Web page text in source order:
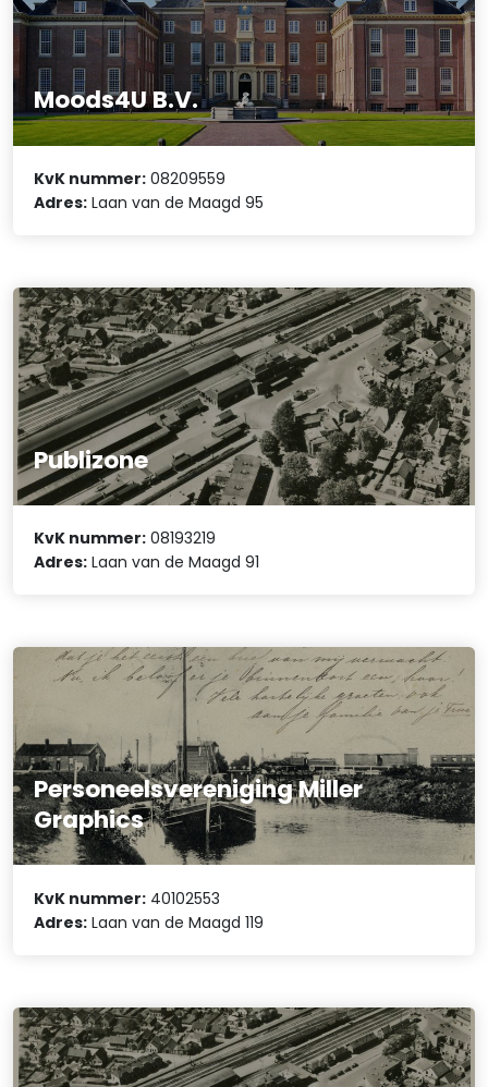
Moods4U B.V.
KvK nummer: 08209559
Adres: Laan van de Maagd 95
Publizone
KvK nummer: 08193219
Adres: Laan van de Maagd 91
Personeelsvereniging Miller
Graphics
KvK nummer: 40102553
Adres: Laan van de Maagd 119